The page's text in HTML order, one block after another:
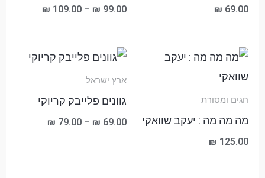
₪ 69.00
₪ 99.00
–
₪ 109.00
חגים ומסורת
מה מה מה : יעקב שוואקי
₪ 125.00
ארץ ישראל
גוונים פלייבק קריוקי
₪ 69.00
–
₪ 79.00
טווח
מחירים: